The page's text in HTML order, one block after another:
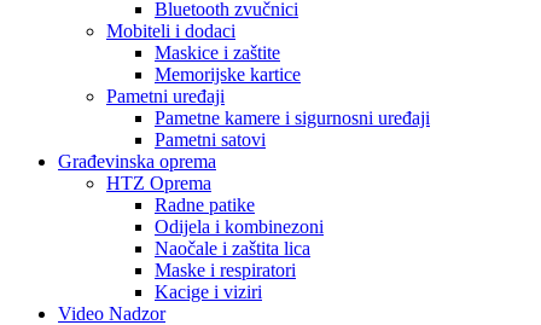
Bluetooth zvučnici
Mobiteli i dodaci
Maskice i zaštite
Memorijske kartice
Pametni uređaji
Pametne kamere i sigurnosni uređaji
Pametni satovi
Građevinska oprema
HTZ Oprema
Radne patike
Odijela i kombinezoni
Naočale i zaštita lica
Maske i respiratori
Kacige i viziri
Video Nadzor